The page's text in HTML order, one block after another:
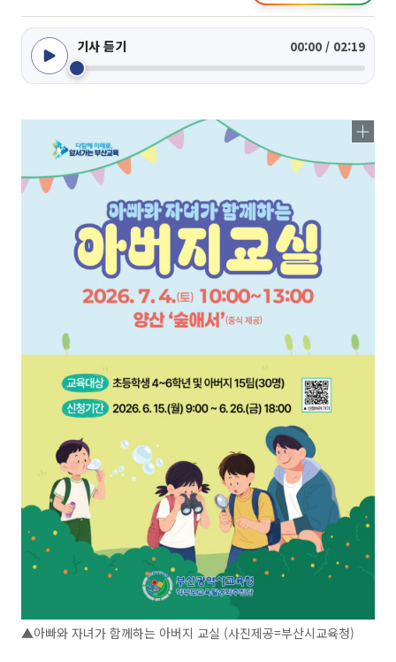
기사 듣기 00:00 / 02:19
▲아빠와 자녀가 함께하는 아버지 교실 (사진제공=부산시교육청)